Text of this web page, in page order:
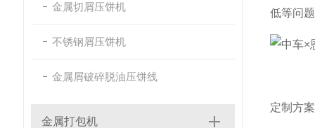
金属切屑压饼机
不锈钢屑压饼机
金属屑破碎脱油压饼线
金属打包机
低等问
定制方